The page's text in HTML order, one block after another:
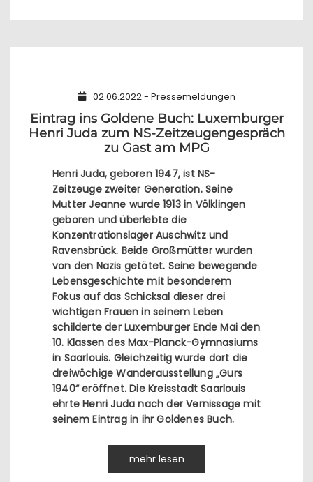
02.06.2022 - Pressemeldungen
Eintrag ins Goldene Buch: Luxemburger
Henri Juda zum NS-Zeitzeugengespräch
zu Gast am MPG
Henri Juda, geboren 1947, ist NS-
Zeitzeuge zweiter Generation. Seine
Mutter Jeanne wurde 1913 in Völklingen
geboren und überlebte die
Konzentrationslager Auschwitz und
Ravensbrück. Beide Großmütter wurden
von den Nazis getötet. Seine bewegende
Lebensgeschichte mit besonderem
Fokus auf das Schicksal dieser drei
wichtigen Frauen in seinem Leben
schilderte der Luxemburger Ende Mai den
10. Klassen des Max-Planck-Gymnasiums
in Saarlouis. Gleichzeitig wurde dort die
dreiwöchige Wanderausstellung „Gurs
1940“ eröffnet. Die Kreisstadt Saarlouis
ehrte Henri Juda nach der Vernissage mit
seinem Eintrag in ihr Goldenes Buch.
mehr lesen